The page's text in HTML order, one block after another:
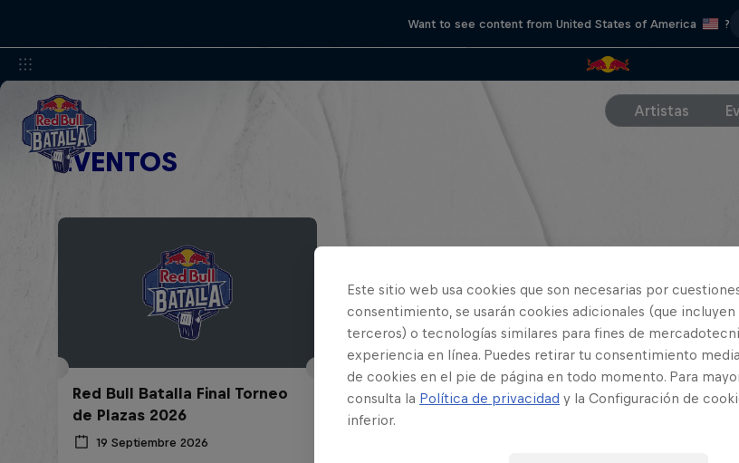
Want to see content from United States of America ?
Artistas
EVENTOS
Red Bull Batalla Final Torneo
de Plazas 2026
19 Septiembre 2026
Este sitio web usa cookies que son necesarias por
consentimiento, se usarán cookies adicionales (que incluyen
terceros) o tecnologías similares para fines de
experiencia en línea. Puedes retirar tu consentimiento
de cookies en el pie de página en todo momento. Para
consulta la Política de privacidad y la Configuración de
inferior.